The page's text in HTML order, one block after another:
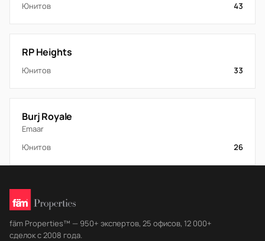
Юнитов 43
RP Heights
Юнитов 33
Burj Royale
Emaar
Юнитов
26
fäm Properties™ — 950+ экспертов, 25 офисов, 12 000+
сделок с 2008 года.